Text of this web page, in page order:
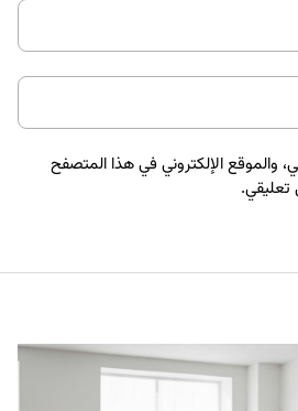
والموقع الإلكتروني في هذا المتصفح
تعليقي.